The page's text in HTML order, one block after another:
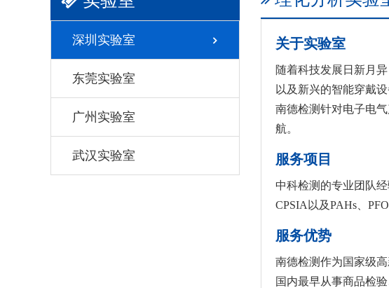
深圳实验室
东莞实验室
广州实验室
武汉实验室
关于实验室
随着科技发展日新月
以及新兴的智能穿戴
南德检测针对电子电
航。
服务项目
中科检测的专业团队
CPSIA以及PAHs、
服务优势
南德检测作为国家级
国内最早从事商品检